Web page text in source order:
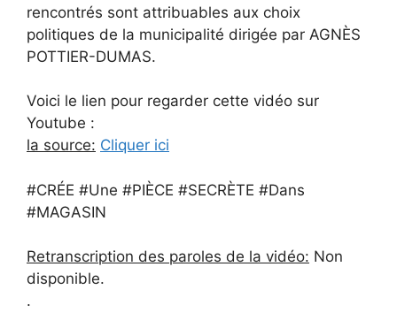
rencontrés sont attribuables aux choix
politiques de la municipalité dirigée par AGNÈS
POTTIER-DUMAS.
Voici le lien pour regarder cette vidéo sur
Youtube :
la source: Cliquer ici
#CRÉE #Une #PIÈCE #SECRÈTE #Dans
#MAGASIN
Retranscription des paroles de la vidéo: Non
disponible.
.